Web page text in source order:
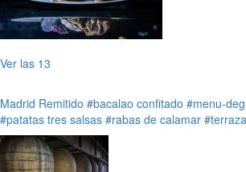
Ver las 13
Madrid Remitido #bacalao confitado #menu-
#patatas tres salsas #rabas de calamar #terraza